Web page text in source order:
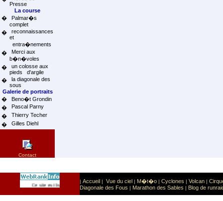
Presse
La course
�
Palmar�s
complet
�
reconnaissances
et
entra�nements
�
Merci aux
b�n�voles
�
un colosse aux
pieds d'argile
�
la diagonale des
sous
Galerie de portraits
�
Beno�t Grondin
�
Pascal Parny
�
Thierry Techer
�
Gilles Diehl
Contact
Ce site est list� dans la cat�gorie Sport: Sports extr�mes
| Accueil | Vue du ciel | M�t�o | Cyclones | Volcan |
Diagonale des Fous | Marathon des Sables | Blog de